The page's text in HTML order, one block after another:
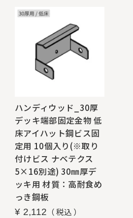
ハンディウッド_30厚
デッキ端部固定金物 低
床アイハット鋼ビス固
定用 10個入り(※取り
付けビス ナベテクス
5×16別途) 30㎜厚デ
ッキ用 材質：高耐食め
っき鋼板
¥ 2,112 税込